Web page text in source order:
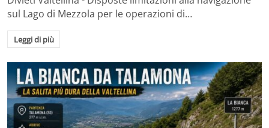
sul Lago di Mezzola per le operazioni di…
Leggi di più